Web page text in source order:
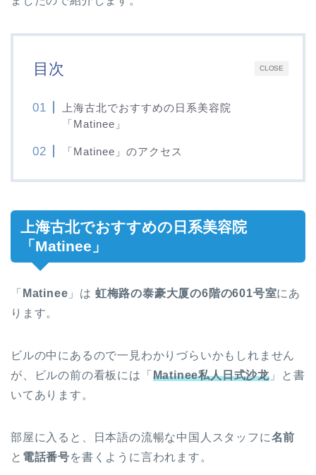
CLOSE
目次
上海古北でおすすめの日系美容院
「Matinee」
「Matinee」のアクセス
上海古北でおすすめの日系美容院
「Matinee」
「 Matinee 」は 虹梅路の泰豪大厦の6階の601号室にあ
ります。
ビルの中にあるので一見わかりづらいかもしれません
が、ビルの前の看板には「 Matinee私人日式沙龙 」と書
いてあります。
部屋に入ると、日本語の流暢な中国人スタッフに名前
と 電話番号を書くように言われます。